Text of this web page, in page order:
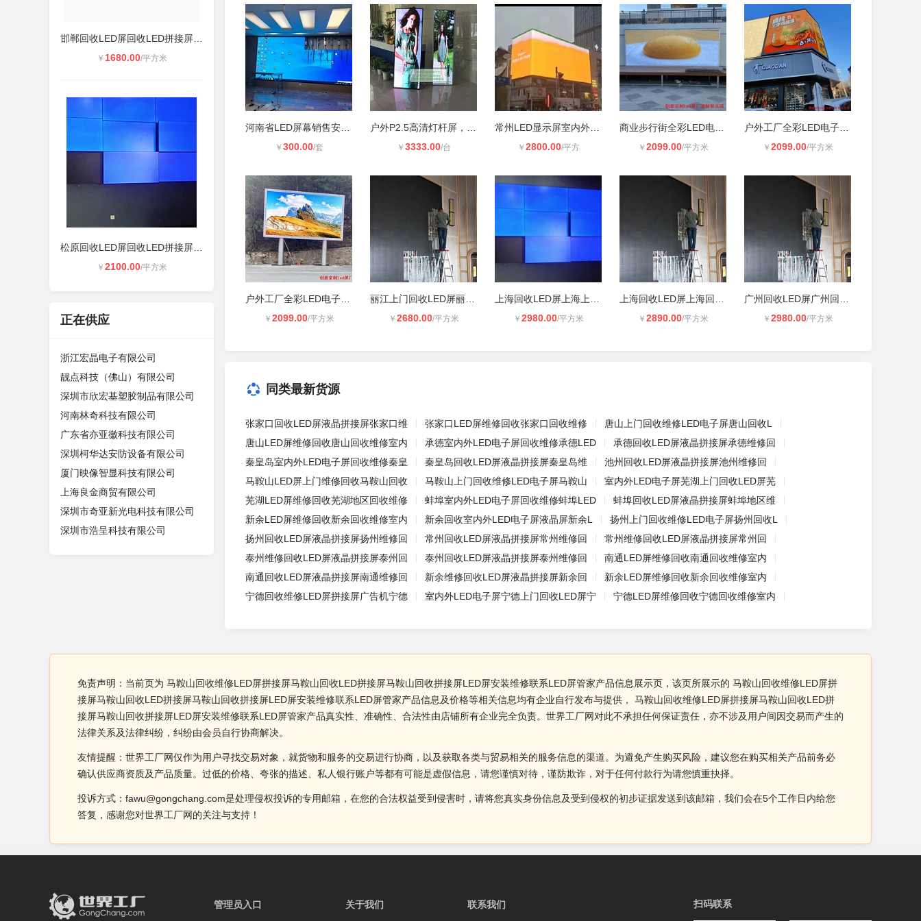
￥ 1680.00/平方米
￥ 2100.00/平方米
正在供应
浙江宏晶电子有限公司
靓点科技（佛山）有限公司
深圳市欣宏基塑胶制品有限公司
河南林奇科技有限公司
广东省亦亚徽科技有限公司
深圳柯华达安防设备有限公司
厦门映像智显科技有限公司
上海良金商贸有限公司
深圳市奇亚新光电科技有限公司
深圳市浩呈科技有限公司
河南省LED屏幕销售安装公司
￥ 300.00/套
户外P2.5高清灯杆屏，智慧灯杆LED显
￥ 3333.00/台
常州LED显示屏室内外高清全彩
￥ 2800.00/平方
商业步行街全彩LED电子大屏幕p4 室外
￥ 2099.00/平方米
户外工厂全彩LED电子大屏幕厂家 室外
￥ 2099.00/平方米
户外工厂全彩LED电子大屏幕厂家 室外
￥ 2099.00/平方米
丽江上门回收LED屏丽江回收LED拼接屏
￥ 2680.00/平方米
上海回收LED屏上海上门回收LED屏全国
￥ 2980.00/平方米
上海回收LED屏上海回收LED彩屏上海上
￥ 2890.00/平方米
广州回收LED屏广州回收二手LED屏广州
￥ 2980.00/平方米
同类最新货源
张家口回收LED屏液晶拼接屏张家口维 张家口LED屏维修回收张家口回收维修
唐山上门回收维修LED电子屏唐山回收L
唐山LED屏维修回收唐山回收维修室内
承德室内外LED电子屏回收维修承德LED
承德回收LED屏液晶拼接屏承德维修回
秦皇岛室内外LED电子屏回收维修秦皇
秦皇岛回收LED屏液晶拼接屏秦皇岛维
池州回收LED屏液晶拼接屏池州维修回
马鞍山LED屏上门维修回收马鞍山回收
马鞍山上门回收维修LED电子屏马鞍山
室内外LED电子屏芜湖上门回收LED屏芜
芜湖LED屏维修回收芜湖地区回收维修
蚌埠室内外LED电子屏回收维修蚌埠LED
蚌埠回收LED屏液晶拼接屏蚌埠地区维
新余LED屏维修回收新余回收维修室内
新余回收室内外LED电子屏液晶屏新余L
扬州上门回收维修LED电子屏扬州回收L
扬州回收LED屏液晶拼接屏扬州维修回
常州回收LED屏液晶拼接屏常州维修回
常州维修回收LED屏液晶拼接屏常州回
泰州维修回收LED屏液晶拼接屏泰州回
泰州回收LED屏液晶拼接屏泰州维修回
南通LED屏维修回收南通回收维修室内
南通回收LED屏液晶拼接屏南通维修回
新余维修回收LED屏液晶拼接屏新余回
新余LED屏维修回收新余回收维修室内
宁德回收维修LED屏拼接屏广告机宁德
室内外LED电子屏宁德上门回收LED屏宁 宁德LED屏维修回收宁德回收维修室内
免责声明：当前页为 马鞍山回收维修LED屏拼接屏马鞍山回收LED拼接屏马鞍山回收拼接屏LED屏安装维修联系LED屏管家产品信息展示页，该页所展示的 马鞍山回收维修LED屏拼
接屏马鞍山回收LED拼接屏马鞍山回收拼接屏LED屏安装维修联系LED屏管家产品信息及价格等相关信息均有企业自行发布与提供， 马鞍山回收维修LED屏拼接屏马鞍山回收LED拼
接屏马鞍山回收拼接屏LED屏安装维修联系LED屏管家产品真实性、准确性、合法性由店铺所有企业完全负责。世界工厂网对此不承担任何保证责任，亦不涉及用户间因交易而产生的
法律关系及法律纠纷，纠纷由会员自行协商解决。
友情提醒：世界工厂网仅作为用户寻找交易对象，就货物和服务的交易进行协商，以及获取各类与贸易相关的服务信息的渠道。为避免产生购买风险，建议您在购买相关产品前务必
确认供应商资质及产品质量。过低的价格、夸张的描述、私人银行账户等都有可能是虚假信息，请您谨慎对待，谨防欺诈，对于任何付款行为请您慎重抉择。
投诉方式：fawu@gongchang.com是处理侵权投诉的专用邮箱，在您的合法权益受到侵害时，请将您真实身份信息及受到侵权的初步证据发送到该邮箱，我们会在5个工作日内给您
答复，感谢您对世界工厂网的关注与支持！
管理员入口 关于我们 联系我们 扫码联系